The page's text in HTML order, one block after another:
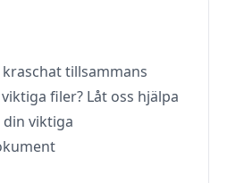
tillsammans
filer? Låt oss hjälpa
viktiga